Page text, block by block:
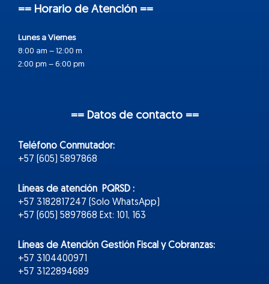
== Horario de Atención ==
Lunes a Viernes
8:00 am – 12:00 m
2:00 pm – 6:00 pm
== Datos de contacto ==
Teléfono Conmutador:
+57 (605) 5897868
Líneas de atención PQRSD :
+57 3182817247 (Solo WhatsApp)
+57 (605) 5897868 Ext: 101, 163
Líneas de Atención Gestión Fiscal y Cobranzas:
+57 3104400971
+57 3122894689